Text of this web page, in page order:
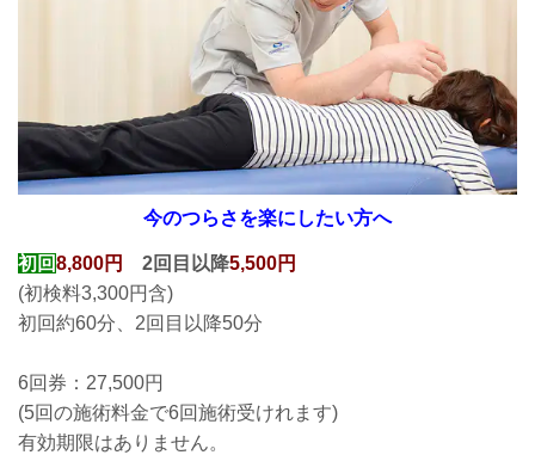
今のつらさを楽にしたい方へ
初回8,800円 2回目以降5,500円
(初検料3,300円含)
初回約60分、2回目以降50分
6回券：27,500円
(5回の施術料金で6回施術受けれます)
有効期限はありません。